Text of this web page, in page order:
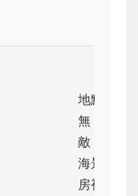
地點
無
敵，
海景
房視